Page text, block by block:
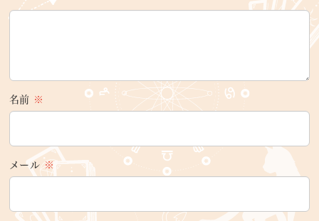
名前 ※
メール※